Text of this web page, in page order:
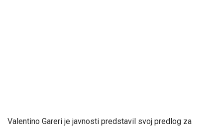
Valentino Gareri je javnosti predstavil svoj predlog za